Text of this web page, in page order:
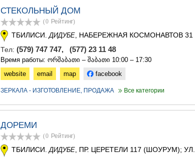
СТЕКОЛЬНЫЙ ДОМ
(0 Рейтинг)
ТБИЛИСИ. ДИДУБЕ , НАБЕРЕЖНАЯ КОСМОНАВТОВ 31
Тел: (579) 747 747, (577) 23 11 48
Время работы: ორშაბათი – შაბათი 10:00 – 17:30
website
email map facebook
ЗЕРКАЛА - ИЗГОТОВЛЕНИЕ, ПРОДАЖА Все категории
ДОРЕМИ
(0 Рейтинг)
ТБИЛИСИ.ДИДУБЕ, ПР. ЦЕРЕТЕЛИ 117 (ШОУРУМ); УЛ.